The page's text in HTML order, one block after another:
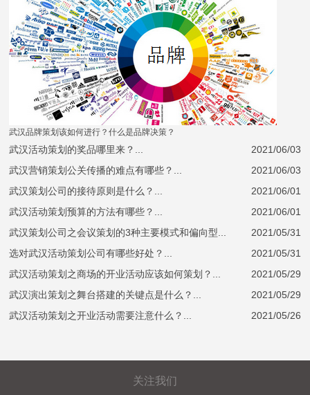
武汉品牌策划该如何进行？什么是品牌决策？
2021/06/03
武汉活动策划的奖品哪里来？...
2021/06/03
武汉营销策划公关传播的难点有哪些？...
2021/06/01
武汉策划公司的接待原则是什么？...
2021/06/01
武汉活动策划预算的方法有哪些？...
2021/05/31
武汉策划公司之会议策划的3种主要模式和偏向型...
2021/05/31
选对武汉活动策划公司有哪些好处？...
2021/05/29
武汉活动策划之商场的开业活动应该如何策划？...
2021/05/29
武汉演出策划之舞台搭建的关键点是什么？...
2021/05/26
武汉活动策划之开业活动需要注意什么？...
关注我们